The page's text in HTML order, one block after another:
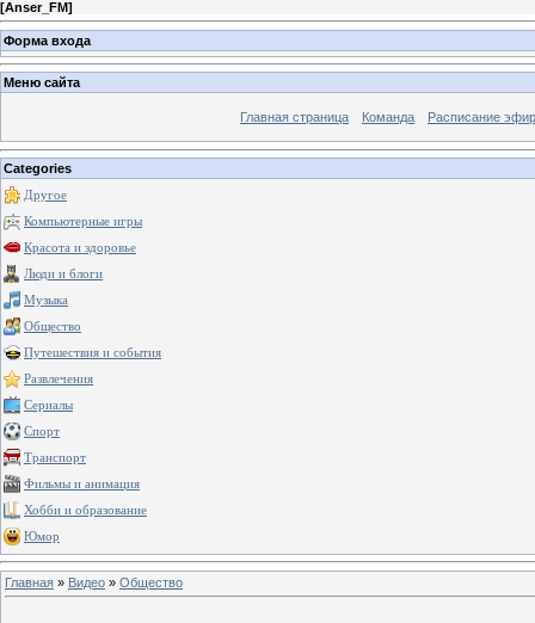
[Anser_FM]
Форма входа
Меню сайта
Главная страница Команда Расписание
Categories
Другое
Компьютерные игры
Красота и здоровье
Люди и блоги
Музыка
Общество
Путешествия и события
Развлечения
Сериалы
Спорт
Транспорт
Фильмы и анимация
Хобби и образование
Юмор
Главная » Видео » Общество